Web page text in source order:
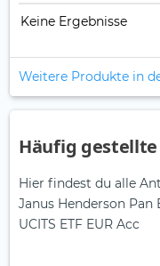
Keine Ergebnisse
Weitere Produkte in
Häufig gestellte
Hier findest du alle
Janus Henderson
UCITS ETF EUR Acc